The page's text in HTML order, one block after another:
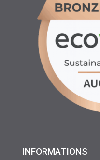
INFORMATIONS
♦ Partenariats